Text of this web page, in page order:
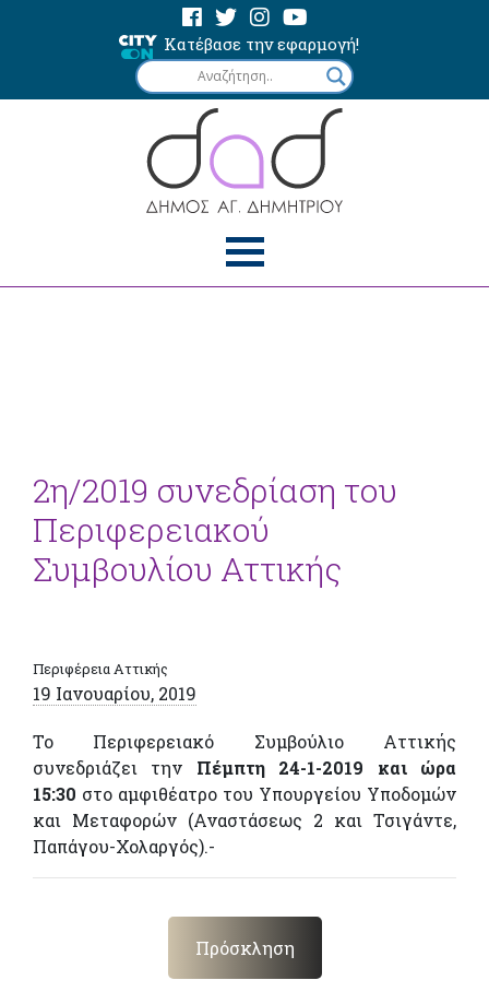
Κατέβασε την εφαρμογή!
2η/2019 συνεδρίαση του
Περιφερειακού
Συμβουλίου Αττικής
Περιφέρεια Αττικής
19 Ιανουαρίου, 2019
Το Περιφερειακό Συμβούλιο Αττικής
συνεδριάζει την Πέμπτη 24-1-2019 και ώρα
15:30 στο αμφιθέατρο του Υπουργείου Υποδομών
και Μεταφορών (Αναστάσεως 2 και Τσιγάντε,
Παπάγου-Χολαργός).-
Πρόσκληση